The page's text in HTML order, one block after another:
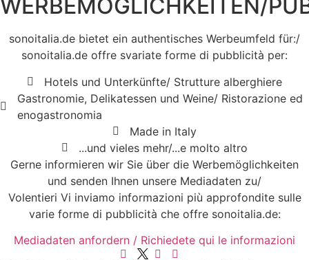
WERBEMÖGLICHKEITEN/
sonoitalia.de bietet ein authentisches Werbeumfeld für:/
sonoitalia.de offre svariate forme di pubblicità per:
Hotels und Unterkünfte/ Strutture alberghiere
Gastronomie, Delikatessen und Weine/ Ristorazione ed
enogastronomia
Made in Italy
...und vieles mehr/...e molto altro
Gerne informieren wir Sie über die Werbemöglichkeiten
und senden Ihnen unsere Mediadaten zu/
Volentieri Vi inviamo informazioni più approfondite sulle
varie forme di pubblicità che offre sonoitalia.de:
Mediadaten anfordern / Richiedete qui le informazioni